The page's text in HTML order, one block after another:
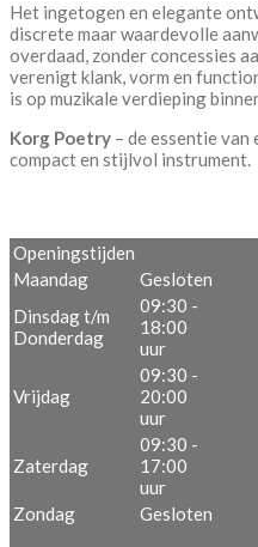
Het ingetogen en elegante
discrete maar waardevolle
overdaad, zonder concessies
verenigt klank, vorm en
is op muzikale verdieping
Korg Poetry – de essentie van
compact en stijlvol instrument.
Openingstijden
Maandag
Gesloten
Dinsdag t/m
Donderdag
09:30 -
18:00
uur
Vrijdag
09:30 -
20:00
uur
Zaterdag
09:30 -
17:00
uur
Zondag
Gesloten